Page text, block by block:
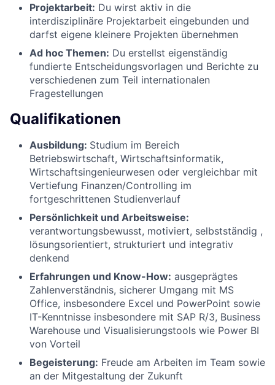
Projektarbeit: Du wirst aktiv in die
interdisziplinäre Projektarbeit eingebunden und
darfst eigene kleinere Projekten übernehmen
Ad hoc Themen: Du erstellst eigenständig
fundierte Entscheidungsvorlagen und Berichte zu
verschiedenen zum Teil internationalen
Fragestellungen
Qualifikationen
Ausbildung: Studium im Bereich
Betriebswirtschaft, Wirtschaftsinformatik,
Wirtschaftsingenieurwesen oder vergleichbar mit
Vertiefung Finanzen/Controlling im
fortgeschrittenen Studienverlauf
Persönlichkeit und Arbeitsweise:
verantwortungsbewusst, motiviert, selbstständig ,
lösungsorientiert, strukturiert und integrativ
denkend
Erfahrungen und Know-How: ausgeprägtes
Zahlenverständnis, sicherer Umgang mit MS
Office, insbesondere Excel und PowerPoint sowie
IT-Kenntnisse insbesondere mit SAP R/3, Business
Warehouse und Visualisierungstools wie Power BI
von Vorteil
Begeisterung: Freude am Arbeiten im Team sowie
an der Mitgestaltung der Zukunft